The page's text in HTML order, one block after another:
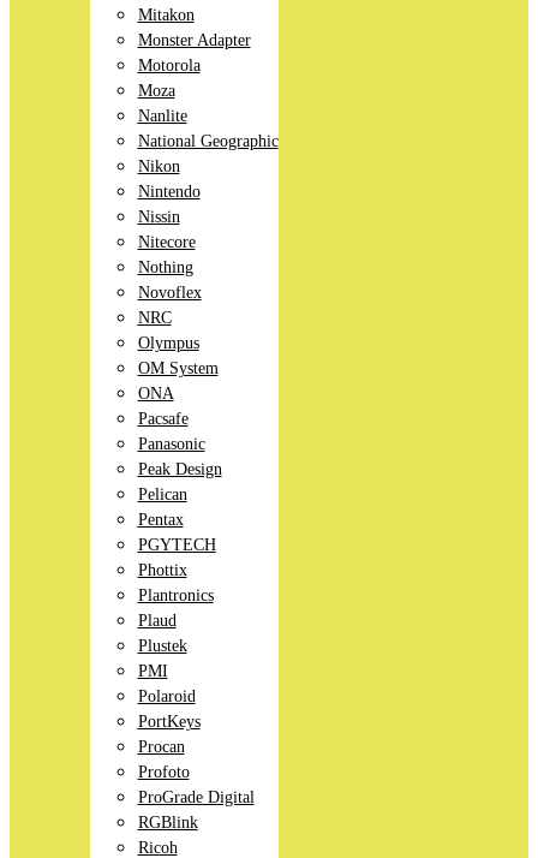
Mitakon
Monster Adapter
Motorola
Moza
Nanlite
National Geographic
Nikon
Nintendo
Nissin
Nitecore
Nothing
Novoflex
NRC
Olympus
OM System
ONA
Pacsafe
Panasonic
Peak Design
Pelican
Pentax
PGYTECH
Phottix
Plantronics
Plaud
Plustek
PMI
Polaroid
PortKeys
Procan
Profoto
ProGrade Digital
RGBlink
Ricoh